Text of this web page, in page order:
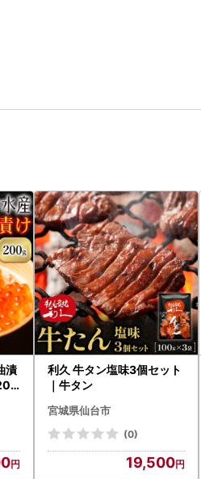
漬
利久 牛タン塩味3個セット
｜牛タン
宮城県仙台市
(0)
19,500